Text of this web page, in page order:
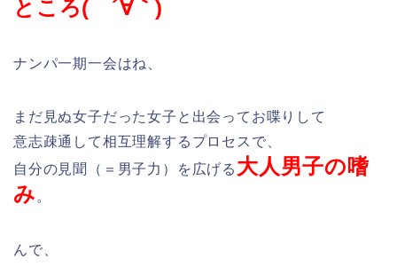
ところ( ´∀｀)
ナンパ一期一会はね、
まだ見ぬ女子だった女子と出会ってお喋りして
意志疎通して相互理解するプロセスで、
自分の見聞（＝男子力）を広げる 大人男子の嗜
み。
んで、